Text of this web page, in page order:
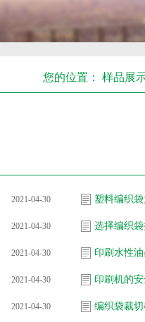
您的位置： 样品展
2021-04-30 塑料编织
2021-04-30 选择编织
2021-04-30 印刷水性
2021-04-30 印刷机的
2021-04-30 编织袋裁